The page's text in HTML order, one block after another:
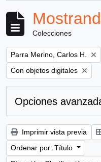
Colecciones
Remove filter:
Parra Merino, Carlos H.
Remove filter:
Con objetos digitales
Opciones
Imprimir vista previa
Ordenar por: Título